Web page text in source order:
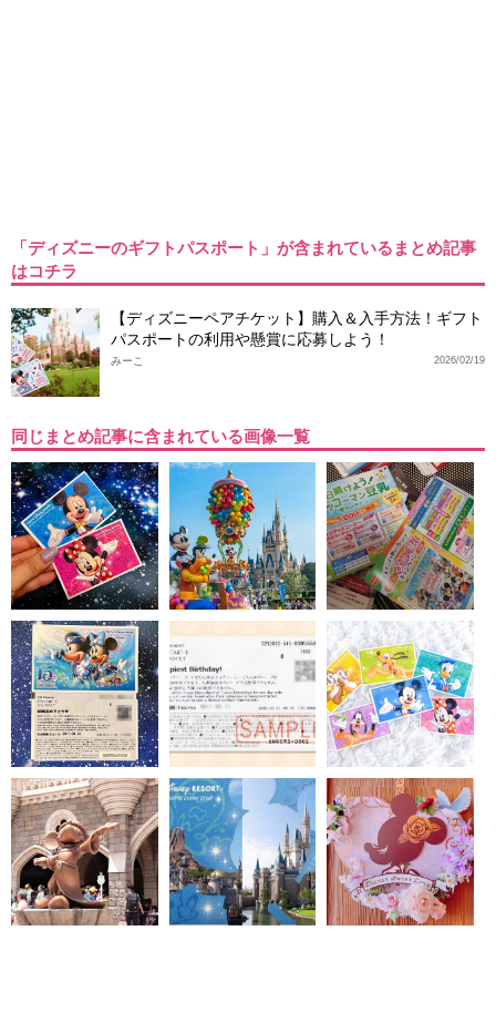
「ディズニーのギフトパスポート」が含まれているまとめ記事
はコチラ
【ディズニーペアチケット】購入＆入手方法！ギフト
パスポートの利用や懸賞に応募しよう！
2026/02/19
みーこ
同じまとめ記事に含まれている画像一覧